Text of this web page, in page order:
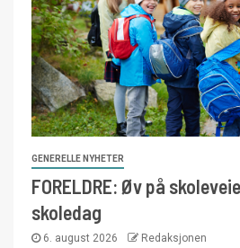
GENERELLE NYHETER
FORELDRE: Øv på
skoledag
6. august 2026 Redaksjonen